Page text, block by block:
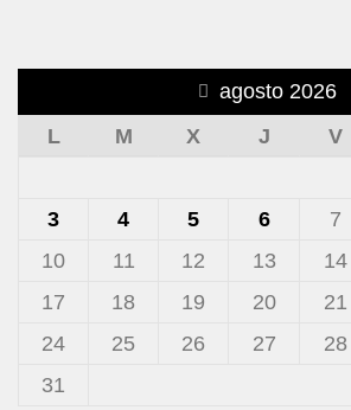
agosto 2026
L
M X J V
3
4 5 6 7
10
11 12 13 14
17
18 19 20 21
24
25 26 27 28
31